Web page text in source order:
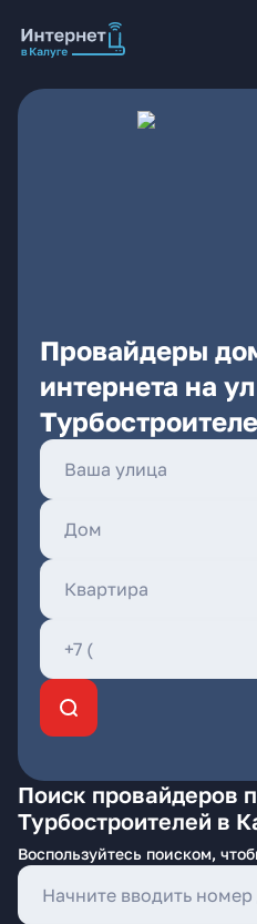
Провайдеры
интернета на ул
Поиск провайдеров
Турбостроителей в
Воспользуйтесь поиском,